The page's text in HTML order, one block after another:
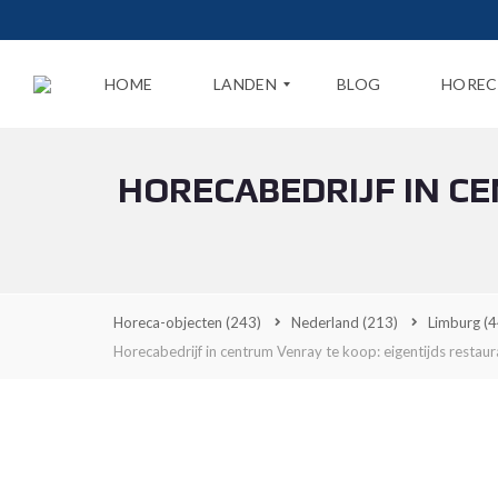
HOME LANDEN
N
N
D
BLOG
HORECABEDRIJF IN
Horeca-objecten (243) Nederland (213) Limburg
Horecabedrijf in centrum Venray te koop: eigentijds